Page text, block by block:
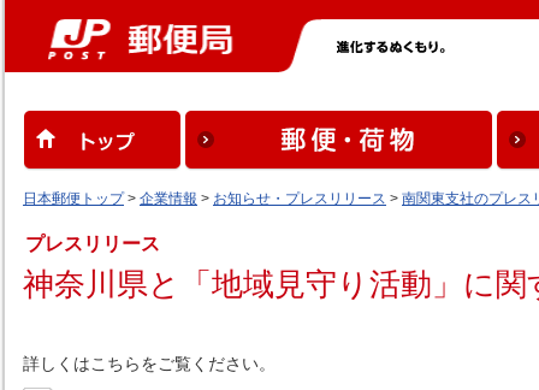
日本郵便トップ> 企業情報 > お知らせ・プレスリリース > 南関東支社のプレス
プレスリリース
神奈川県と「地域見守り活動」に
詳しくはこちらをご覧ください。